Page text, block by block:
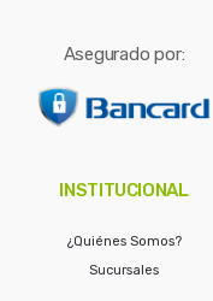
Asegurado por:
INSTITUCIONAL
¿Quiénes Somos?
Sucursales